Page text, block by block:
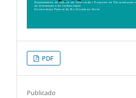
PDF
Publicado